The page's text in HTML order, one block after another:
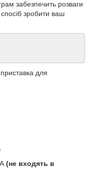
забезпечить розваги
зробити ваш
для
(не входять в